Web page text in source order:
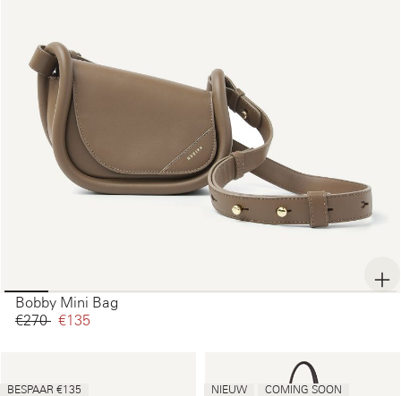
Bobby Mini Bag
€270‌ €135‌
BESPAAR €135 NIEUW COMING SOON